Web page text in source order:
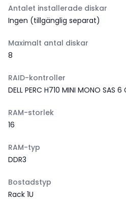
Antalet installerade diskar
Ingen (tillgänglig separat)
Maximalt antal diskar
8
RAID-kontroller
DELL PERC H710 MINI MONO SAS
RAM-storlek
16
RAM-typ
DDR3
Bostadstyp
Rack 1U